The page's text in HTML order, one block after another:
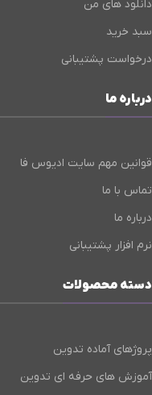
دانلود های من
سبد خرید
درخواست پشتیبانی
درباره ما
قوانین مهم سایت ادیوس فا
تماس با ما
درباره ما
نرم افزار پشتیبانی
دسته محصولات
پروژهای آماده تدوین
آموزش های حرفه ای تدوین